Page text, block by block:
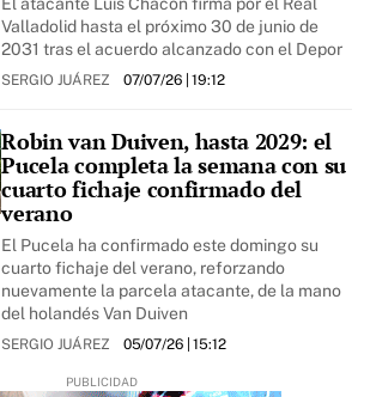
Valladolid hasta el próximo 30 de junio de
2031 tras el acuerdo alcanzado con el Depor
SERGIO JUÁREZ 07/07/26| 19:12
Robin van Duiven, hasta 2029: el
Pucela completa la semana con su
cuarto fichaje confirmado del
verano
El Pucela ha confirmado este domingo su
cuarto fichaje del verano, reforzando
nuevamente la parcela atacante, de la mano
del holandés Van Duiven
SERGIO JUÁREZ 05/07/26| 15:12